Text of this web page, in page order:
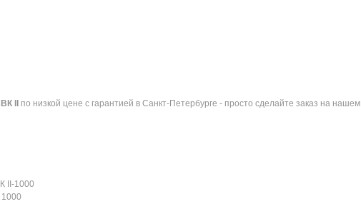
II
по низкой цене с гарантией в Санкт-Петербурге - просто сделайте заказ на
II-1000
1000